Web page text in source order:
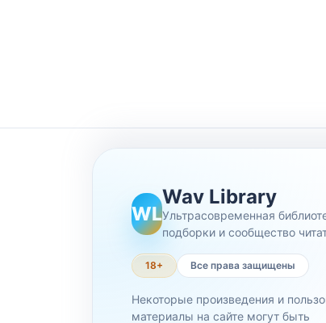
WL
Wav Library
Ультрасовременная
подборки и сообщество
18+ Все права защищены
Некоторые произведения и
материалы на сайте могут быть